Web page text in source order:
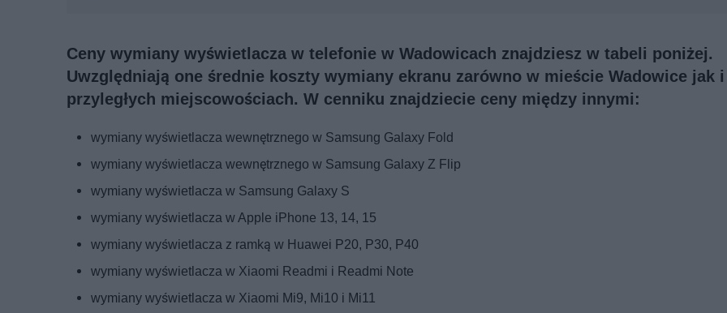
Ceny wymiany wyświetlacza w telefonie w Wadowicach znajdziesz w tabeli poniżej.
Uwzględniają one średnie koszty wymiany ekranu zarówno w mieście Wadowice jak
przyległych miejscowościach. W cenniku znajdziecie ceny między innymi:
wymiany wyświetlacza wewnętrznego w Samsung Galaxy Fold
wymiany wyświetlacza wewnętrznego w Samsung Galaxy Z Flip
wymiany wyświetlacza w Samsung Galaxy S
wymiany wyświetlacza w Apple iPhone 13, 14, 15
wymiany wyświetlacza z ramką w Huawei P20, P30, P40
wymiany wyświetlacza w Xiaomi Readmi i Readmi Note
wymiany wyświetlacza w Xiaomi Mi9, Mi10 i Mi11